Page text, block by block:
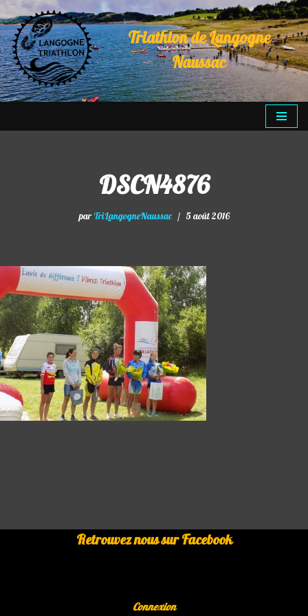
Aller
au
contenu
Triathlon de Langogne
Naussac
DSCN4876
par TriLangogneNaussac 5 août 2016
Retrouvez nous sur Facebook
Connexion